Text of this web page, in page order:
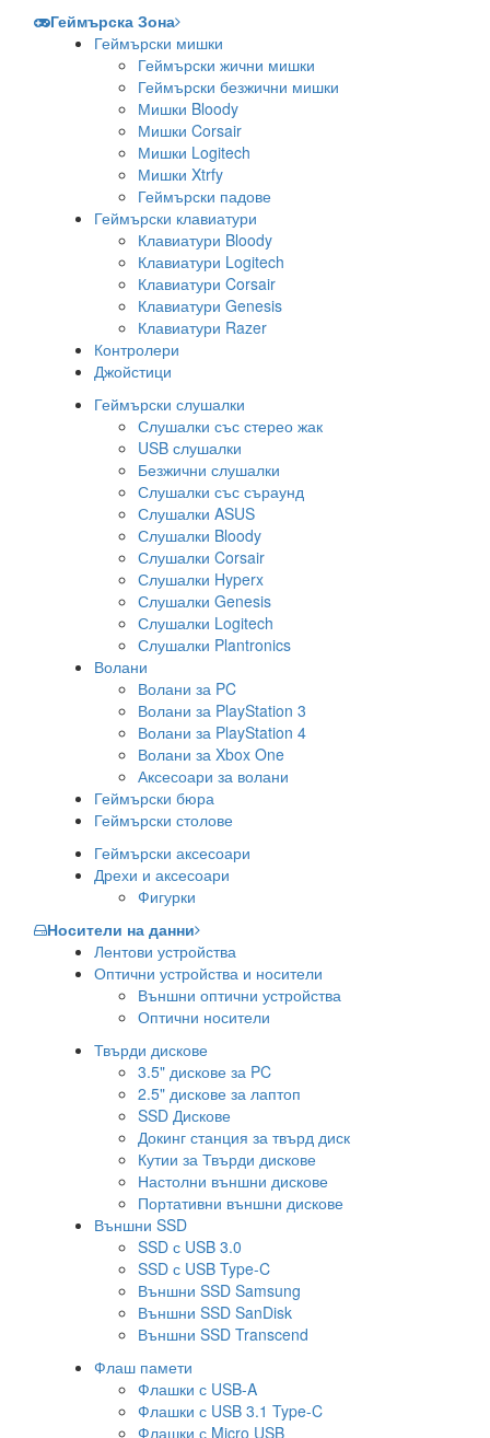
Геймърска Зона
Геймърски мишки
Геймърски жични мишки
Геймърски безжични мишки
Мишки Bloody
Мишки Corsair
Мишки Logitech
Мишки Xtrfy
Геймърски падове
Геймърски клавиатури
Клавиатури Bloody
Клавиатури Logitech
Клавиатури Corsair
Клавиатури Genesis
Клавиатури Razer
Контролери
Джойстици
Геймърски слушалки
Слушалки със стерео жак
USB слушалки
Безжични слушалки
Слушалки със съраунд
Слушалки ASUS
Слушалки Bloody
Слушалки Corsair
Слушалки Hyperx
Слушалки Genesis
Слушалки Logitech
Слушалки Plantronics
Волани
Волани за PC
Волани за PlayStation 3
Волани за PlayStation 4
Волани за Xbox One
Аксесоари за волани
Геймърски бюра
Геймърски столове
Геймърски аксесоари
Дрехи и аксесоари
Фигурки
Носители на данни
Лентови устройства
Оптични устройства и носители
Външни оптични устройства
Оптични носители
Твърди дискове
3.5" дискове за PC
2.5" дискове за лаптоп
SSD Дискове
Докинг станция за твърд диск
Кутии за Твърди дискове
Настолни външни дискове
Портативни външни дискове
Външни SSD
SSD с USB 3.0
SSD с USB Type-C
Външни SSD Samsung
Външни SSD SanDisk
Външни SSD Transcend
Флаш памети
Флашки с USB-A
Флашки с USB 3.1 Type-C
Флашки с Micro USB